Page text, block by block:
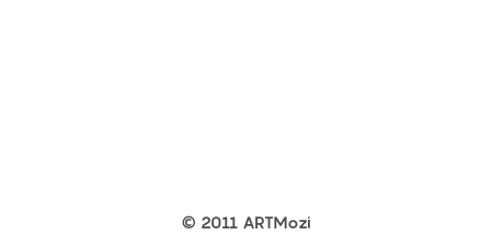
© 2011 ARTMozi